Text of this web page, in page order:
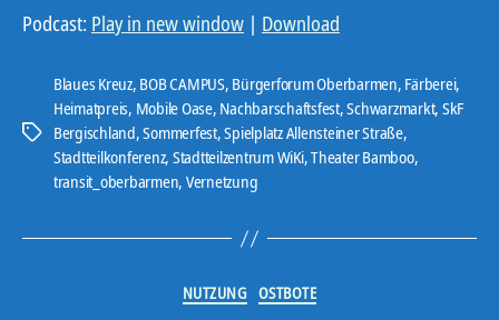
d
P
Podcast: Play in new window | Download
Schlagwörter
Blaues Kreuz, BOB CAMPUS, Bürgerforum Oberbarmen, Färberei,
Heimatpreis, Mobile Oase, Nachbarschaftsfest,Schwarzmarkt, SkF
Bergischland,Sommerfest,Spielplatz Allensteiner Straße,
Stadtteilkonferenz, Stadtteilzentrum WiKi,Theater Bamboo,
transit_oberbarmen, Vernetzung
Kategorien
NUTZUNG OSTBOTE